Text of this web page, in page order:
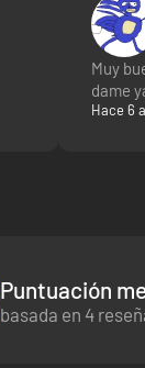
Muy
dame
Hace 6
Puntuación
basada en 4